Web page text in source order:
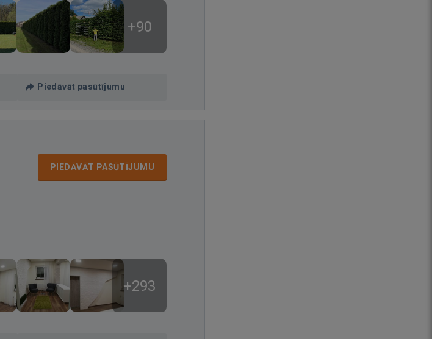
+90
Piedāvāt pasūtījumu
PIEDĀVĀT PASŪTĪJUMU
+293